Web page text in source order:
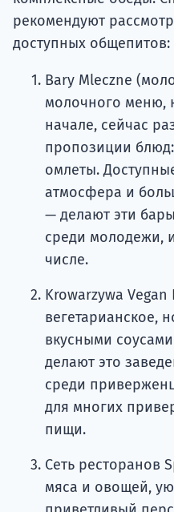
рекомендуют
доступных общепитов:
Bary Mleczne
молочного меню,
начале, сейчас
пропозиции
омлеты.
атмосфера и
— делают эти
среди молодежи,
числе.
Krowarzywa
вегетарианское,
вкусными
делают это
среди
для многих
пищи.
Сеть ресторанов
мяса и овощей,